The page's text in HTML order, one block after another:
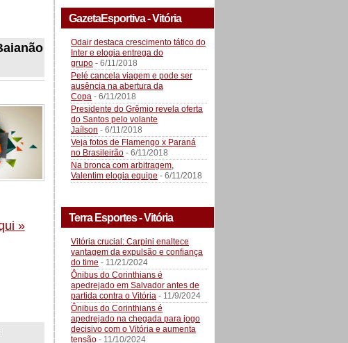
»
GazetaEsportiva - Vitória
Odair destaca crescimento tático do
Inter e elogia entrega do
grupo - 6/11/2018
Pelé cancela viagem e pode ser
ausência na abertura da
Copa - 6/11/2018
Presidente do Grêmio revela oferta
do Santos pelo volante
Jaílson - 6/11/2018
Veja fotos de Flamengo x Paraná
no Brasileirão - 6/11/2018
Na bronca com arbitragem,
Valentim elogia equipe - 6/11/2018
Terra Esportes - Vitória
Vitória crucial: Carpini enaltece
vantagem da expulsão e confiança
do time - 11/21/2024
Ônibus do Corinthians é
apedrejado em Salvador antes de
partida contra o Vitória - 11/9/2024
Ônibus do Corinthians é
apedrejado na chegada para jogo
decisivo com o Vitória e aumenta
tensão - 11/10/2024